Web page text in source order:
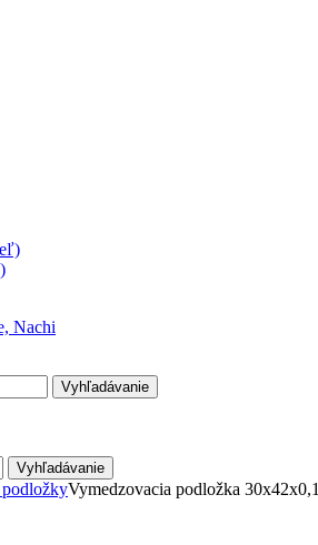
Vyhľadávanie
Vyhľadávanie
Vymedzovacia podložka 30x42x0,1